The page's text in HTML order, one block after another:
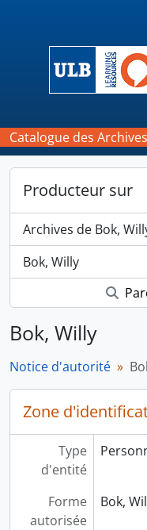
Catalogue des
Producteur sur
Archives de Bok,
Bok, Willy
Bok, Willy
Notice d'autorité
Zone
Type
d'entité
Forme
autorisée
Bok,